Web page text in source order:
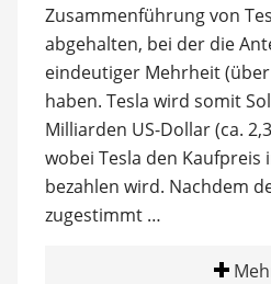
Zusammenführung von
abgehalten, bei der die
eindeutiger Mehrheit
haben. Tesla wird somit
Milliarden US-Dollar (ca.
wobei Tesla den Kaufpreis
bezahlen wird. Nachdem
zugestimmt …